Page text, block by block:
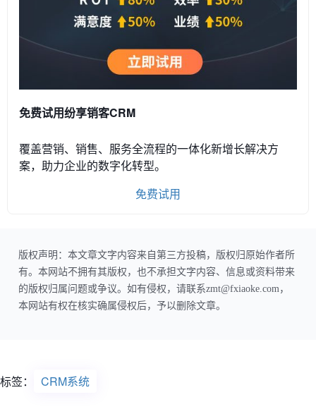
免费试用纷享销客CRM
覆盖营销、销售、服务全流程的一体化新增长解决方
案，助力企业的数字化转型。
免费试用
版权声明：本文章文字内容来自第三方投稿，版权归原始作者所
有。本网站不拥有其版权，也不承担文字内容、信息或资料带来
的版权归属问题或争议。如有侵权，请联系zmt@fxiaoke.com，
本网站有权在核实确属侵权后，予以删除文章。
标签： CRM系统